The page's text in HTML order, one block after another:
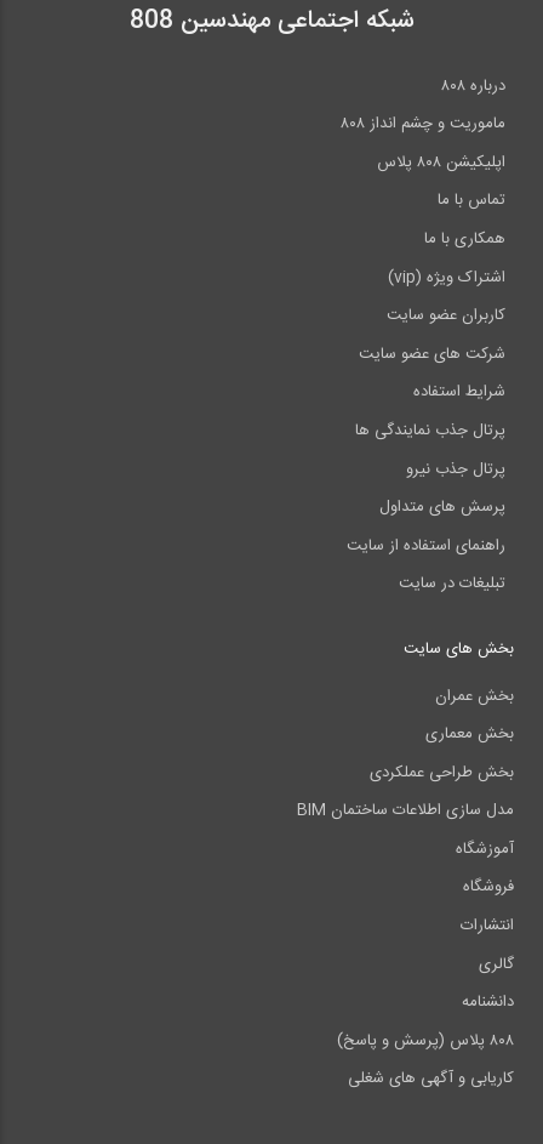
شبکه اجتماعی مهندسین 808
درباره ۸۰۸
ماموریت و چشم انداز ۸۰۸
اپلیکیشن ۸۰۸ پلاس
تماس با ما
همکاری با ما
اشتراک ویژه (vip)
کاربران عضو سایت
شرکت های عضو سایت
شرایط استفاده
پرتال جذب نمایندگی ها
پرتال جذب نیرو
پرسش های متداول
راهنمای استفاده از سایت
تبلیغات در سایت
بخش های سایت
بخش عمران
بخش معماری
بخش طراحی عملکردی
مدل سازی اطلاعات ساختمان BIM
آموزشگاه
فروشگاه
انتشارات
گالری
دانشنامه
۸۰۸ پلاس (پرسش و پاسخ)
کاریابی و آگهی های شغلی